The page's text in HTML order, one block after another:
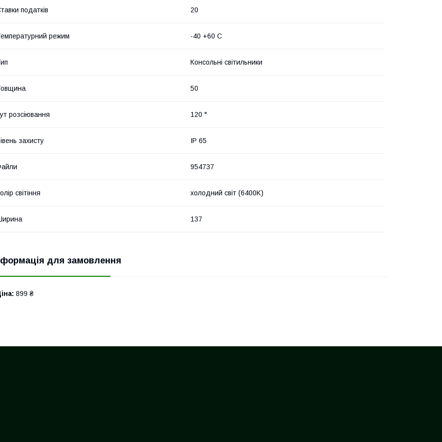
податків 20
режим -40 +60 C
Консольні світильники
50
розсіювання 120 °
захисту IP 65
954737
світіння холодний світ (6400K)
137
для замовлення
899 ₴